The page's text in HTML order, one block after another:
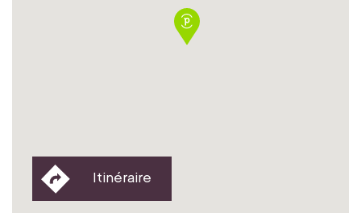
Itinéraire